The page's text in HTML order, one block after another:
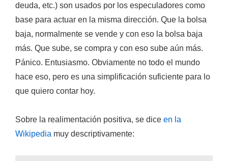
deuda, etc.) son usados por los especuladores como
base para actuar en la misma dirección. Que la bolsa
baja, normalmente se vende y con eso la bolsa baja
más. Que sube, se compra y con eso sube aún más.
Pánico. Entusiasmo. Obviamente no todo el mundo
hace eso, pero es una simplificación suficiente para lo
que quiero contar hoy.
Sobre la realimentación positiva, se dice en la
Wikipedia muy descriptivamente: